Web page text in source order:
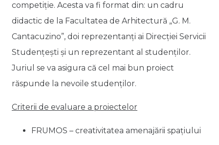
competiție. Acesta va fi format din: un cadru
didactic de la Facultatea de Arhitectură „G. M.
Cantacuzino”, doi reprezentanți ai Direcției Servicii
Studențești și un reprezentant al studenților.
Juriul se va asigura că cel mai bun proiect
răspunde la nevoile studenților.
Criterii de evaluare a proiectelor
FRUMOS – creativitatea amenajării spațiului